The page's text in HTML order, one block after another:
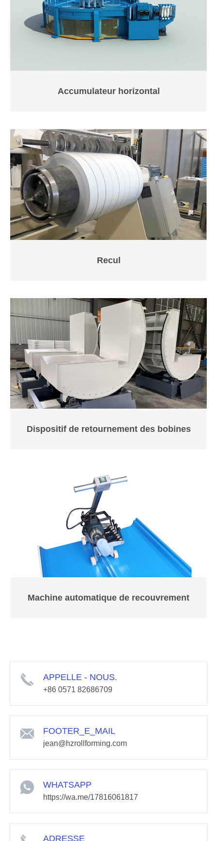
Accumulateur horizontal
Recul
Dispositif de retournement des bobines
Machine automatique de recouvrement
APPELLE - NOUS.
+86 0571 82686709
FOOTER_E_MAIL
jean@hzrollforming.com
WHATSAPP
https://wa.me/17816061817
ADRESSE